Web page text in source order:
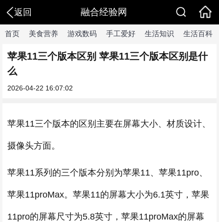
返回 融合经验网
首页 美食营养 游戏数码 手工爱好 生活知识 生活百科
苹果11三个版本区别 苹果11三个版本区别是什
么
2026-04-22 16:07:02
苹果11三个版本的区别主要在屏幕大小、材质设计、
摄像头方面。
苹果11系列的三个版本分别为苹果11、苹果11pro、
苹果11proMax。苹果11的屏幕大小为6.1英寸，苹果
11pro的屏幕尺寸为5.8英寸，苹果11proMax的屏幕